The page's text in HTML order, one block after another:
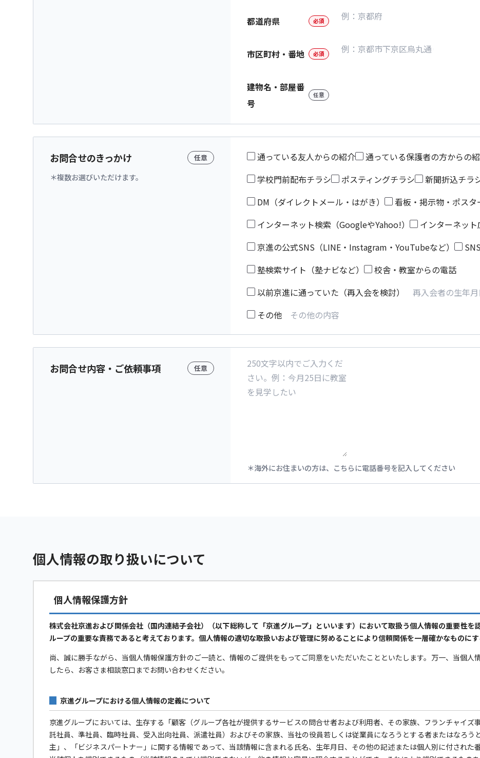
都道府県 必須
市区町村・番地 必須
建物名・部屋番
号
任意
お問合せのきっかけ 任意
複数お選びいただけます。
通っている友人からの紹介 通っている保護者の方からの
学校門前配布チラシ
ポスティングチラシ 新聞折込チラ
DM（ダイレクトメール・はがき）
看板・掲示物・ポスタ
インターネット検索（GoogleやYahoo!）
インターネット
京進の公式SNS（LINE・Instagram・YouTubeなど）
塾検索サイト（塾ナビなど）
校舎・教室からの電話
以前京進に通っていた（再入会を検討）
その他
お問合せ内容・ご依頼事項 任意
海外にお住まいの方は、こちらに電話番号を記入してください
個人情報の取り扱いについて
個人情報保護方針
株式会社京進および関係会社（国内連結子会社）（以下総称して「京進グループ」といいます）において取扱う個人情報の重要性
ループの重要な責務であると考えております。個人情報の適切な取扱いおよび管理に努めることにより信頼関係を一層確かなものにす
尚、誠に勝手ながら、当個人情報保護方針のご一読と、情報のご提供をもってご同意をいただいたことといたします。万一、当個
したら、お客さま相談窓口までお問い合わせください。
京進グループにおける個人情報の定義について
京進グループにおいては、生存する「顧客（グループ各社が提供するサービスの問合せ者および利用者、その家族、フランチャイ
託社員、準社員、臨時社員、受入出向社員、派遣社員）およびその家族、当社の役員若しくは従業員になろうとする者またはなろ
主」、「ビジネスパートナー」に関する情報であって、当該情報に含まれる氏名、生年月日、その他の記述または個人別に付された